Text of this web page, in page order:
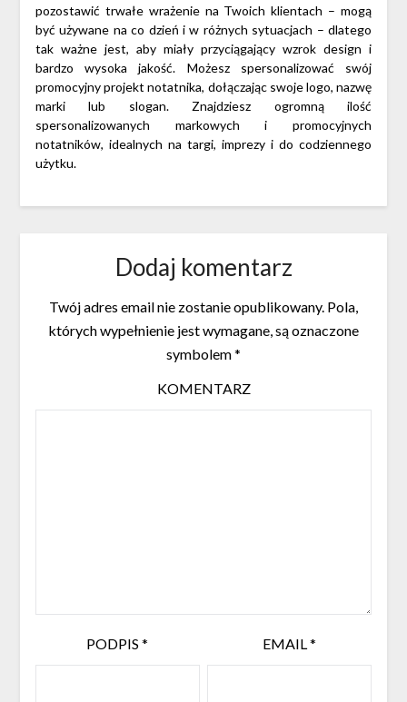
pozostawić trwałe wrażenie na Twoich klientach – mogą
być używane na co dzień i w różnych sytuacjach – dlatego
tak ważne jest, aby miały przyciągający wzrok design i
bardzo wysoka jakość. Możesz spersonalizować swój
promocyjny projekt notatnika, dołączając swoje logo, nazwę
marki lub slogan. Znajdziesz ogromną ilość
spersonalizowanych markowych i promocyjnych
notatników, idealnych na targi, imprezy i do codziennego
użytku.
Dodaj komentarz
Twój adres email nie zostanie opublikowany. Pola,
których wypełnienie jest wymagane, są oznaczone
symbolem*
KOMENTARZ
PODPIS* EMAIL*